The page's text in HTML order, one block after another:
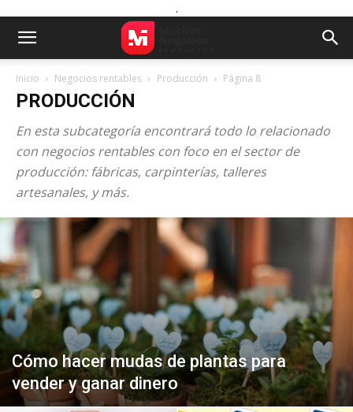
.
Inicio Negocios rentables Producción Página 8
PRODUCCIÓN
En esta subcategoría encontrará todo lo relacionado
con negocios rentables con foco en el sector de
producción: fábricas, carpinterías, talleres
artesanales, y más.
Cómo hacer mudas de plantas para
vender y ganar dinero